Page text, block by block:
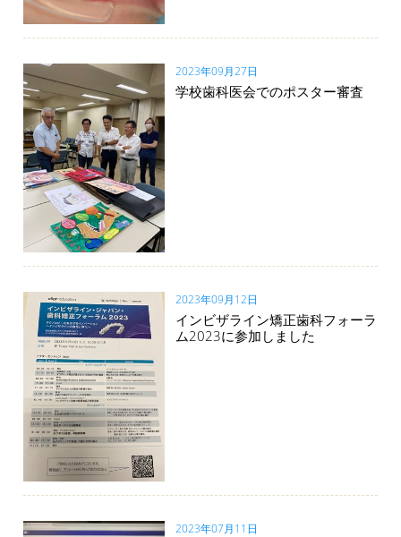
2023年09月27日
学校歯科医会でのポスター審査
2023年09月12日
インビザライン矯正歯科フォーラ
ム2023に参加しました
2023年07月11日